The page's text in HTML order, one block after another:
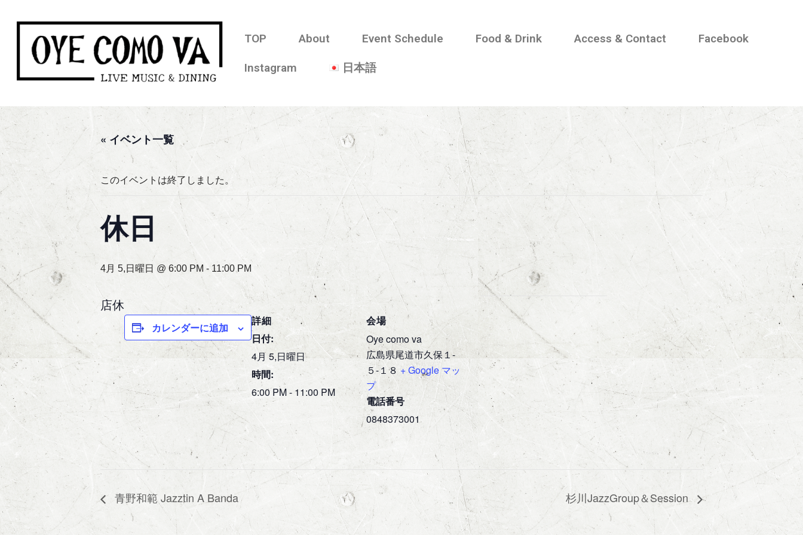
ン
キ
ッ
プ
TOP About Event Schedule Food & Drink Access & Contact Facebook
Instagram 日本語
« イベント一覧
このイベントは終了しました。
休日
4月 5,日曜日 @ 6:00 PM - 11:00 PM
店休
カレンダーに追加
詳細
日付:
4月 5,日曜日
時間:
6:00 PM - 11:00 PM
会場
Oye como va
広島県尾道市久保１-
５-１８ + Google マッ
プ
電話番号
0848373001
青野和範 Jazztin A Banda 杉川JazzGroup＆Session